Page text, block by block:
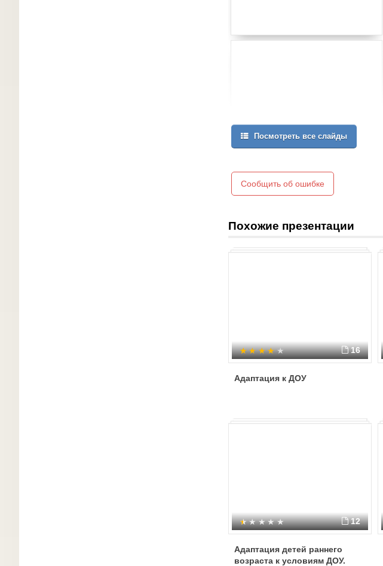
Посмотреть все слайды
Сообщить об ошибке
Похожие презентации
16
Адаптация к ДОУ
12
Адаптация детей раннего
возраста к условиям ДОУ.